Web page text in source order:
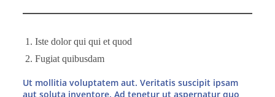
Iste dolor qui qui et quod
Fugiat quibusdam
Ut mollitia voluptatem aut. Veritatis suscipit ipsam
aut soluta inventore. Ad tenetur ut aspernatur quo